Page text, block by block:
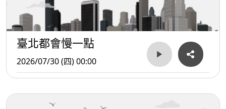
臺北都會慢一點
2026/07/30 (四) 00:00